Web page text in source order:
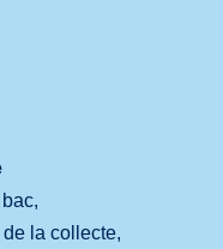
la collecte,